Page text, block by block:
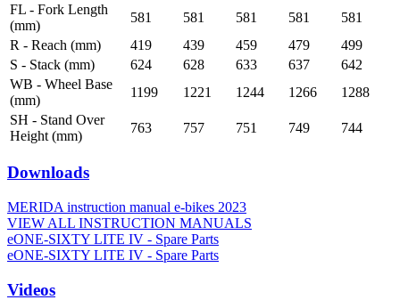
FL - Fork Length
(mm)
581 581 581 581
581
R - Reach (mm)
419 439 459 479
499
S - Stack (mm)
624 628 633 637
642
WB - Wheel Base
(mm)
1199 1221 1244 1266
1288
SH - Stand Over
Height (mm)
763 757 751 749 744
Downloads
MERIDA instruction manual e-bikes 2023
VIEW ALL INSTRUCTION MANUALS
eONE-SIXTY LITE IV - Spare Parts
eONE-SIXTY LITE IV - Spare Parts
Videos